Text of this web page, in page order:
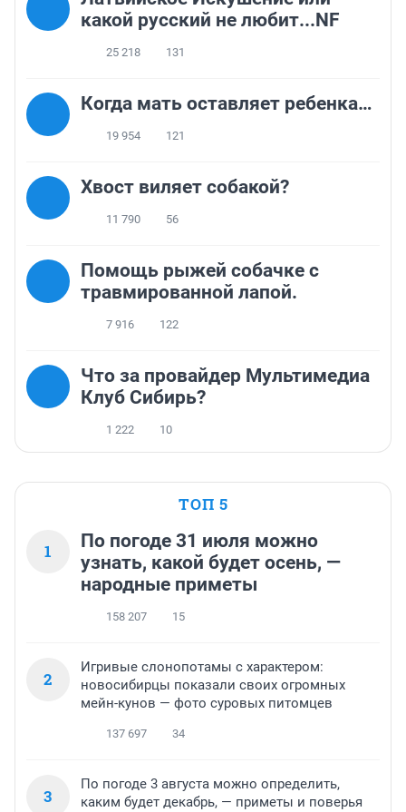
какой русский не любит...NF
25 218 131
Когда мать оставляет ребенка…
19 954 121
Хвост виляет собакой?
11 790 56
Помощь рыжей собачке с
травмированной лапой.
7 916 122
Что за провайдер Мультимедиа
Клуб Сибирь?
1 222 10
ТОП 5
1
По погоде 31 июля можно
узнать, какой будет осень, —
народные приметы
158 207 15
2
Игривые слонопотамы с характером:
новосибирцы показали своих огромных
мейн-кунов — фото суровых питомцев
137 697 34
3
По погоде 3 августа можно определить,
каким будет декабрь, — приметы и поверья